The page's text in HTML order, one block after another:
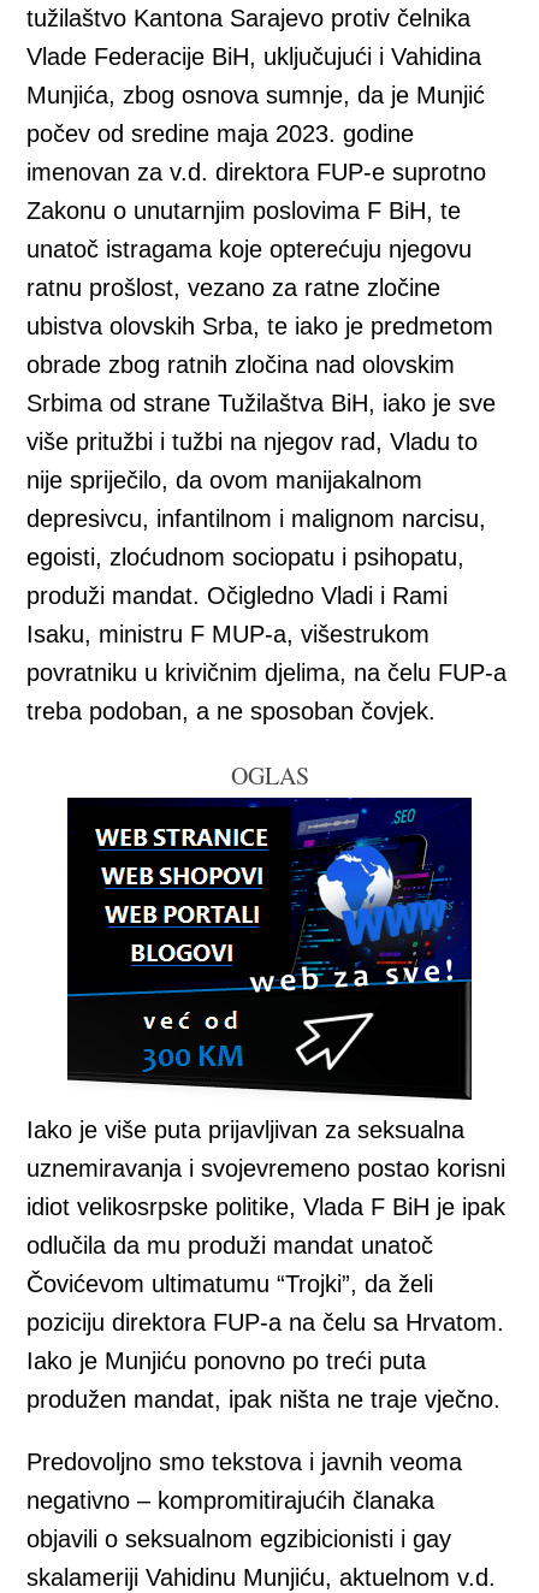
tužilaštvo Kantona Sarajevo protiv čelnika
Vlade Federacije BiH, uključujući i Vahidina
Munjića, zbog osnova sumnje, da je Munjić
počev od sredine maja 2023. godine
imenovan za v.d. direktora FUP-e suprotno
Zakonu o unutarnjim poslovima F BiH, te
unatoč istragama koje opterećuju njegovu
ratnu prošlost, vezano za ratne zločine
ubistva olovskih Srba, te iako je predmetom
obrade zbog ratnih zločina nad olovskim
Srbima od strane Tužilaštva BiH, iako je sve
više pritužbi i tužbi na njegov rad, Vladu to
nije spriječilo, da ovom manijakalnom
depresivcu, infantilnom i malignom narcisu,
egoisti, zloćudnom sociopatu i psihopatu,
produži mandat. Očigledno Vladi i Rami
Isaku, ministru F MUP-a, višestrukom
povratniku u krivičnim djelima, na čelu FUP-a
treba podoban, a ne sposoban čovjek.
OGLAS
Iako je više puta prijavljivan za seksualna
uznemiravanja i svojevremeno postao korisni
idiot velikosrpske politike, Vlada F BiH je ipak
odlučila da mu produži mandat unatoč
Čovićevom ultimatumu “Trojki”, da želi
poziciju direktora FUP-a na čelu sa Hrvatom.
Iako je Munjiću ponovno po treći puta
produžen mandat, ipak ništa ne traje vječno.
Predovoljno smo tekstova i javnih veoma
negativno – kompromitirajućih članaka
objavili o seksualnom egzibicionisti i gay
skalameriji Vahidinu Munjiću, aktuelnom v.d.